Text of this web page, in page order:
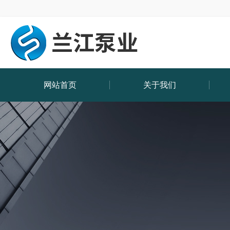
网站首页 关于我们